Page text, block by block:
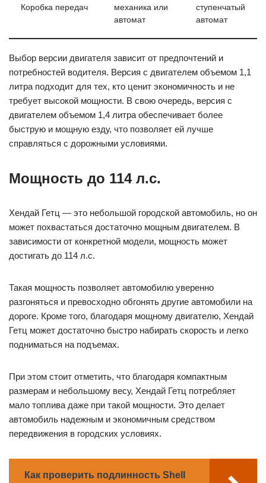
Коробка передач
механика или
автомат
ступенчатый
автомат
Выбор версии двигателя зависит от предпочтений и
потребностей водителя. Версия с двигателем объемом 1,1
литра подходит для тех, кто ценит экономичность и не
требует высокой мощности. В свою очередь, версия с
двигателем объемом 1,4 литра обеспечивает более
быструю и мощную езду, что позволяет ей лучше
справляться с дорожными условиями.
Мощность до 114 л.с.
Хендай Гетц — это небольшой городской автомобиль, но он
может похвастаться достаточно мощным двигателем. В
зависимости от конкретной модели, мощность может
достигать до 114 л.с.
Такая мощность позволяет автомобилю уверенно
разгоняться и превосходно обгонять другие автомобили на
дороге. Кроме того, благодаря мощному двигателю, Хендай
Гетц может достаточно быстро набирать скорость и легко
подниматься на подъемах.
При этом стоит отметить, что благодаря компактным
размерам и небольшому весу, Хендай Гетц потребляет
мало топлива даже при такой мощности. Это делает
автомобиль надежным и экономичным средством
передвижения в городских условиях.
Как проверить подлинность Shell